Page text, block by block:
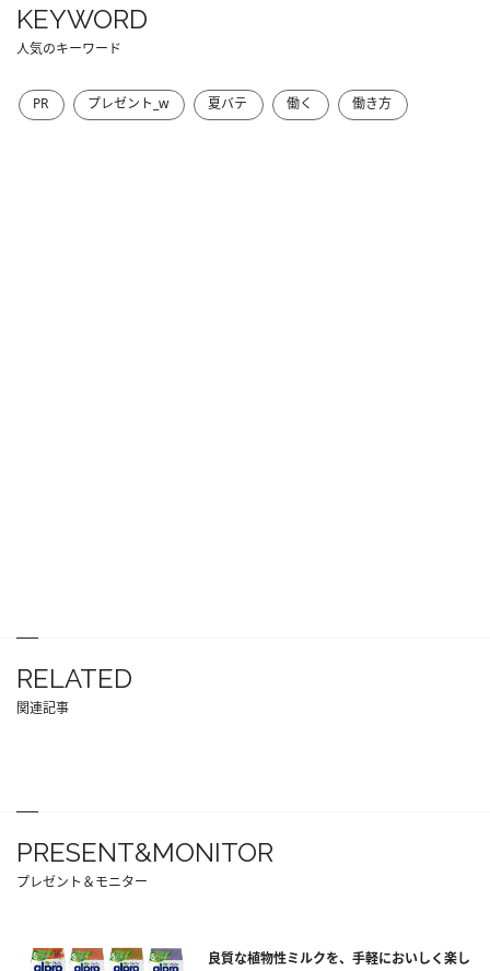
KEYWORD
人気のキーワード
PR プレゼント_w 夏バテ 働く 働き方
RELATED
関連記事
PRESENT&MONITOR
プレゼント＆モニター
良質な植物性ミルクを、手軽においしく楽し